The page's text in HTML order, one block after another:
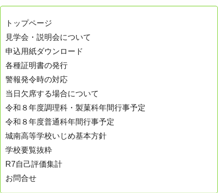
トップページ
見学会・説明会について
申込用紙ダウンロード
各種証明書の発行
警報発令時の対応
当日欠席する場合について
令和８年度調理科・製菓科年間行事予定
令和８年度普通科年間行事予定
城南高等学校いじめ基本方針
学校要覧抜粋
R7自己評価集計
お問合せ